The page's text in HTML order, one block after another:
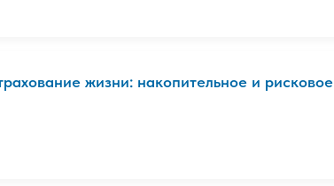
жизни: накопительное и